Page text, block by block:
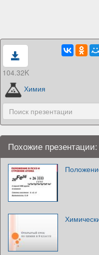
104.32K
Химия
Похожие презентации: